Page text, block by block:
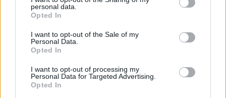
personal data.
Opted In
I want to opt-out of the Sale of my
Personal Data.
Opted In
I want to opt-out of processing my
Personal Data for Targeted Advertising.
Opted In
Γιώργος Λιάγκας: Ο καλοκαιρινός
απολογισμός και το αισιόδοξο μήνυμα
CELEBRITIES